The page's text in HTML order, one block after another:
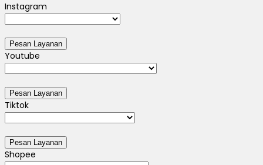
Instagram
Youtube
Tiktok
Shopee